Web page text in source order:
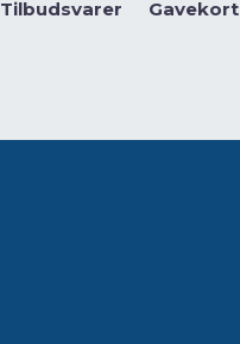
Tilbudsvarer Gavekort